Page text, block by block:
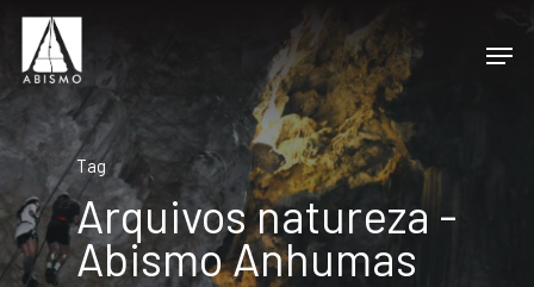
Tag
Arquivos natureza -
Abismo Anhumas